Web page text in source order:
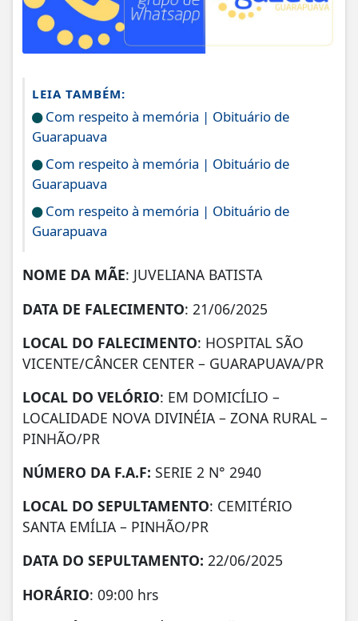
LEIA TAMBÉM:
Com respeito à memória | Obituário de
Guarapuava
Com respeito à memória | Obituário de
Guarapuava
Com respeito à memória | Obituário de
Guarapuava
NOME DA MÃE: JUVELIANA BATISTA
DATA DE FALECIMENTO: 21/06/2025
LOCAL DO FALECIMENTO: HOSPITAL SÃO
VICENTE/CÂNCER CENTER – GUARAPUAVA/PR
LOCAL DO VELÓRIO: EM DOMICÍLIO –
LOCALIDADE NOVA DIVINÉIA – ZONA RURAL –
PINHÃO/PR
NÚMERO DA F.A.F: SERIE 2 N° 2940
LOCAL DO SEPULTAMENTO: CEMITÉRIO
SANTA EMÍLIA – PINHÃO/PR
DATA DO SEPULTAMENTO: 22/06/2025
HORÁRIO: 09:00 hrs